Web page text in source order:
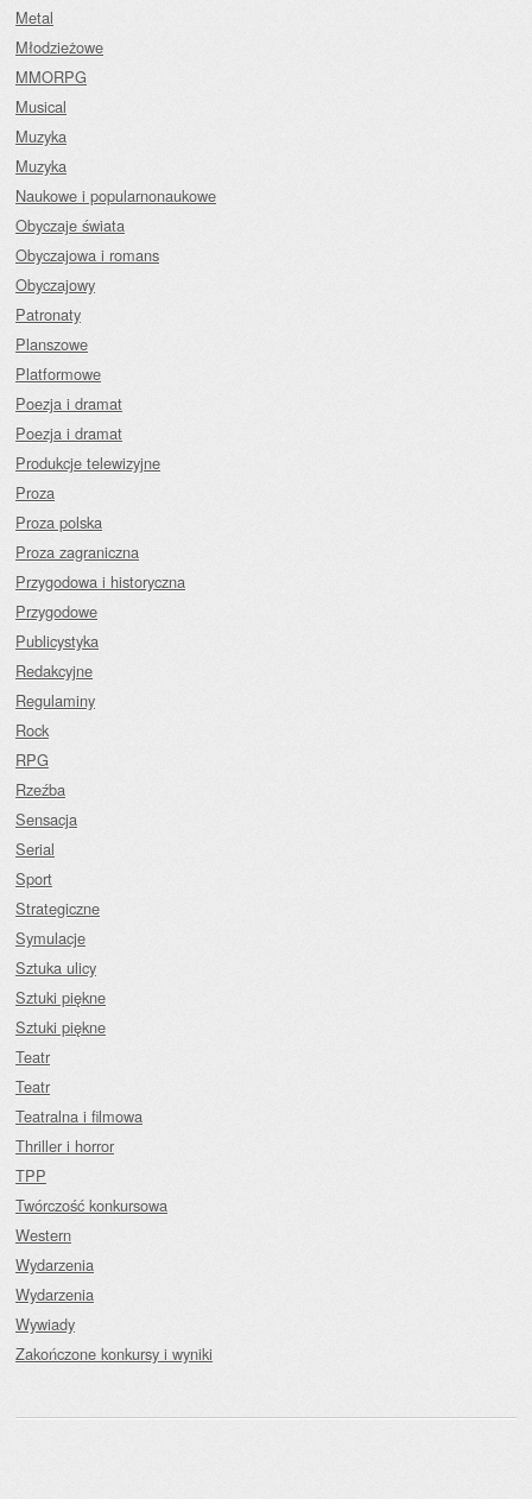
Metal
Młodzieżowe
MMORPG
Musical
Muzyka
Muzyka
Naukowe i popularnonaukowe
Obyczaje świata
Obyczajowa i romans
Obyczajowy
Patronaty
Planszowe
Platformowe
Poezja i dramat
Poezja i dramat
Produkcje telewizyjne
Proza
Proza polska
Proza zagraniczna
Przygodowa i historyczna
Przygodowe
Publicystyka
Redakcyjne
Regulaminy
Rock
RPG
Rzeźba
Sensacja
Serial
Sport
Strategiczne
Symulacje
Sztuka ulicy
Sztuki piękne
Sztuki piękne
Teatr
Teatr
Teatralna i filmowa
Thriller i horror
TPP
Twórczość konkursowa
Western
Wydarzenia
Wydarzenia
Wywiady
Zakończone konkursy i wyniki